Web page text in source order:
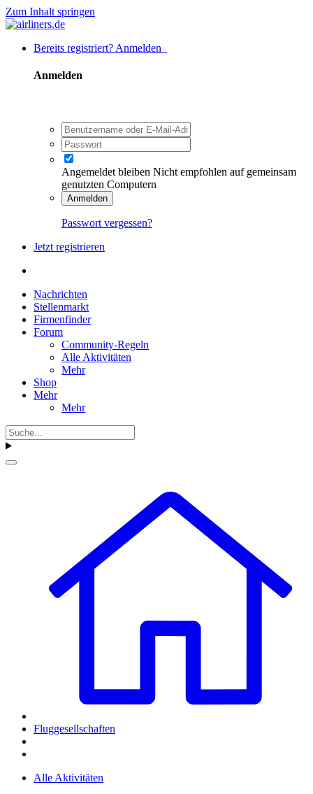
Zum Inhalt springen
Bereits registriert? Anmelden
Anmelden
Angemeldet bleiben Nicht empfohlen auf gemeinsam
genutzten Computern
Anmelden
Passwort vergessen?
Jetzt registrieren
Nachrichten
Stellenmarkt
Firmenfinder
Forum
Community-Regeln
Alle Aktivitäten
Mehr
Shop
Mehr
Mehr
Fluggesellschaften
Alle Aktivitäten